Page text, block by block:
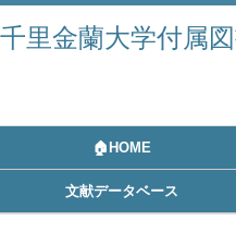
千里金蘭大学付属
🏠HOME
文献データベース